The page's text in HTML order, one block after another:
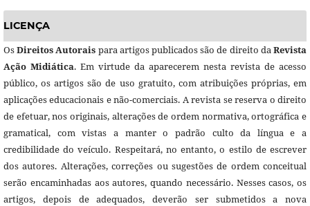
LICENÇA
OsDireitos Autorais para artigos publicados são de direito daRevista
Ação Midiática. Em virtude da aparecerem nesta revista de acesso
público, os artigos são de uso gratuito, com atribuições próprias, em
aplicações educacionais e não-comerciais. A revista se reserva o direito
de efetuar, nos originais, alterações de ordem normativa, ortográfica e
gramatical, com vistas a manter o padrão culto da língua e a
credibilidade do veículo. Respeitará, no entanto, o estilo de escrever
dos autores. Alterações, correções ou sugestões de ordem conceitual
serão encaminhadas aos autores, quando necessário. Nesses casos, os
artigos, depois de adequados, deverão ser submetidos a nova